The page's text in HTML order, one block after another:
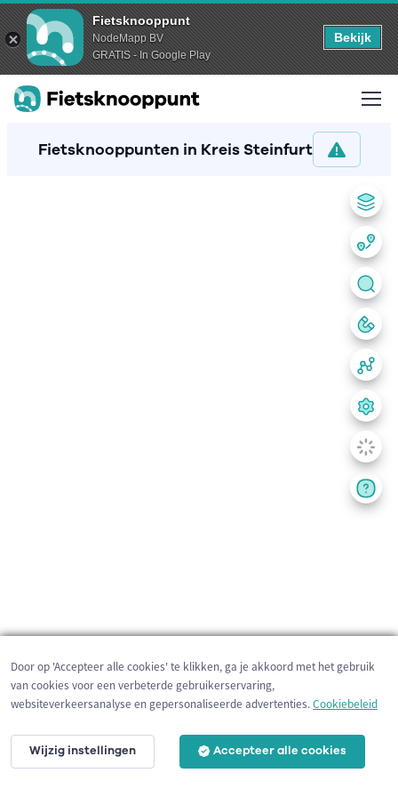
Fietsknooppunt
NodeMapp BV
GRATIS - In Google Play
Bekijk
Fietsknooppunten in Kreis Steinfurt
10 km
Door op 'Accepteer alle cookies' te klikken, ga je akkoord met het gebruik
van cookies voor een verbeterde gebruikerservaring,
websiteverkeersanalyse en gepersonaliseerde advertenties.Cookiebeleid
Wijzig instellingen Accepteer alle cookies